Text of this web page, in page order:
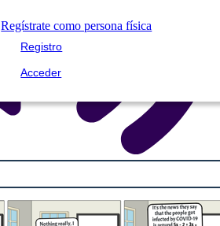
Regístrate como persona física
Registro
Acceder